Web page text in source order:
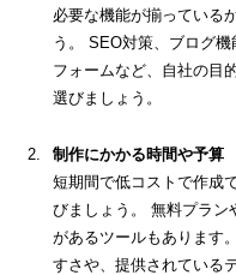
必要な機能が揃っている
う。 SEO対策、ブログ
フォームなど、自社の目
選びましょう。
制作にかかる時間や予算
短期間で低コストで作成
びましょう。 無料プラン
があるツールもあります。
すさや、提供されている